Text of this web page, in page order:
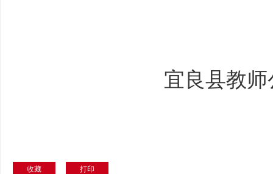
宜良县教
收藏 打印